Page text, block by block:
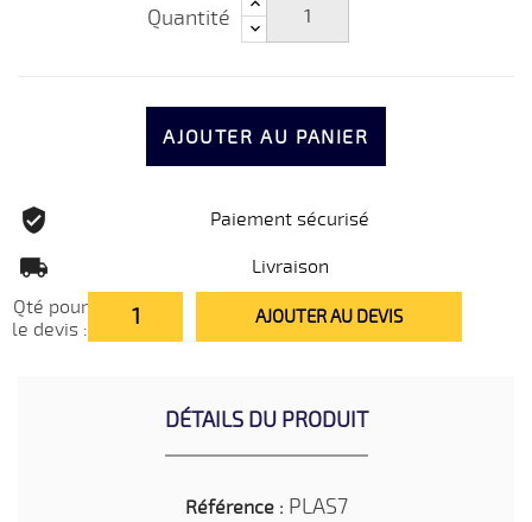
Quantité
AJOUTER AU PANIER
Paiement sécurisé
Livraison
Qté pour
le devis :
AJOUTER AU DEVIS
DÉTAILS DU PRODUIT
Référence : PLAS7